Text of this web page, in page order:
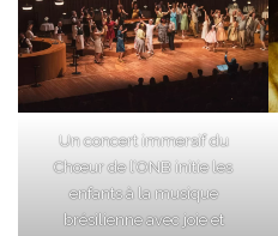
Un concert immersif du
Chœur de l’ONB initie les
enfants à la musique
brésilienne avec joie et